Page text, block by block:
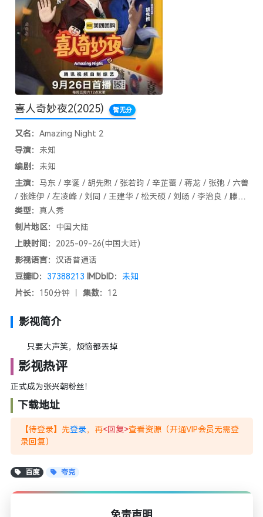
喜人奇妙夜2(2025) 暂无分
又名： Amazing Night 2
导演： 未知
编剧： 未知
主演： 马东 / 李诞 / 胡先煦 / 张若昀 / 辛芷蕾 / 蒋龙 / 张弛 / 六兽
/ 张维伊 / 左凌峰 / 刘同 / 王建华 / 松天硕 / 刘旸 / 李治良 / 滕哲
/ 王天放 / 土豆 / 吕严 / 孙天宇 / 蒋易 / 刘思维 / 朱美吉 / 高海宝
/ 张泰维 / 张兴朝 / 李嘉诚 / 张呈 / 雷淞然 / 王男 / 王广 / 王继续
/ 李昕季晔 / 张淞 / 蛋蛋 / 谢泳 / 杨冬麒 / 姜牟远健 / 杨佐夫 / 郭
/ 龚英杰 / 郝旭涛 / 张铭君 / 尹贝希 / 武六七 / 刘胜瑛 / 李逗逗 /
周铁男 / 李梓溪 / 周可人 / 高超 / 高越 / 陶宇杰 / 林慧颖 / 高颖 /
黄潇
类型： 真人秀
制片地区： 中国大陆
上映时间： 2025-09-26(中国大陆)
影视语言： 汉语普通话
豆瓣ID： 37388213 IMDbID： 未知
片长： 150分钟 丨 集数： 12
影视简介
只要大声笑，烦恼都丢掉
影视热评
正式成为张兴朝粉丝！
下载地址
【待登录】先登录，再<回复>查看资源（开通VIP会员无需登
录回复）
百度 夸克
免责声明